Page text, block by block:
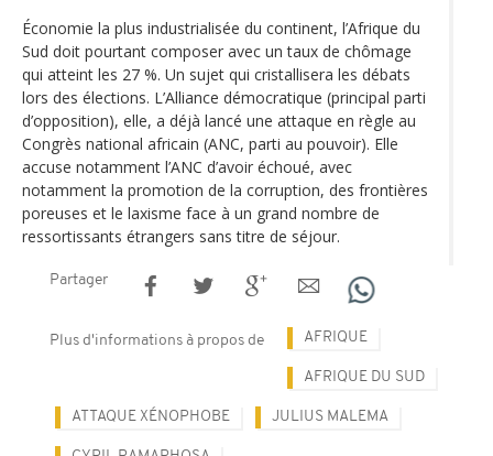
Économie la plus industrialisée du continent, l’Afrique du
Sud doit pourtant composer avec un taux de chômage
qui atteint les 27 %. Un sujet qui cristallisera les débats
lors des élections. L’Alliance démocratique (principal parti
d’opposition), elle, a déjà lancé une attaque en règle au
Congrès national africain (ANC, parti au pouvoir). Elle
accuse notamment l’ANC d’avoir échoué, avec
notamment la promotion de la corruption, des frontières
poreuses et le laxisme face à un grand nombre de
ressortissants étrangers sans titre de séjour.
Partager
Plus d'informations à propos de AFRIQUE
AFRIQUE DU SUD
ATTAQUE XÉNOPHOBE JULIUS MALEMA